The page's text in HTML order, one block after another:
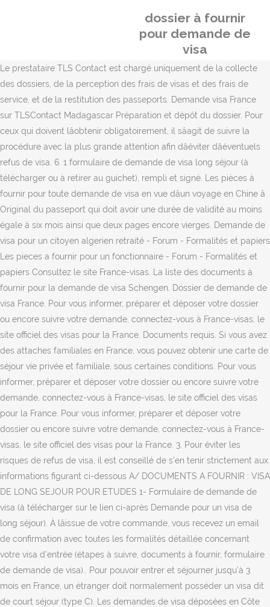
dossier à fournir
pour demande de
visa
Le prestataire TLS Contact est chargé uniquement de la collecte
des dossiers, de la perception des frais de visas et des frais de
service, et de la restitution des passeports. Demande visa France
sur TLSContact Madagascar Préparation et dépôt du dossier. Pour
ceux qui doivent lâobtenir obligatoirement, il sâagit de suivre la
procédure avec la plus grande attention afin dâéviter dâéventuels
refus de visa. 6. 1 formulaire de demande de visa long séjour (à
télécharger ou à retirer au guichet), rempli et signé. Les pièces à
fournir pour toute demande de visa en vue dâun voyage en Chine â
Original du passeport qui doit avoir une durée de validité au moins
égale à six mois ainsi que deux pages encore vierges. Demande de
visa pour un citoyen algerien retraité - Forum - Formalités et papiers
Les pieces a fournir pour un fonctionnaire - Forum - Formalités et
papiers Consultez le site France-visas. La liste des documents à
fournir pour la demande de visa Schengen. Dossier de demande de
visa France. Pour vous informer, préparer et déposer votre dossier
ou encore suivre votre demande, connectez-vous à France-visas, le
site officiel des visas pour la France. Documents requis. Si vous avez
des attaches familiales en France, vous pouvez obtenir une carte de
séjour vie privée et familiale, sous certaines conditions. Pour vous
informer, préparer et déposer votre dossier ou encore suivre votre
demande, connectez-vous à France-visas, le site officiel des visas
pour la France. Pour vous informer, préparer et déposer votre
dossier ou encore suivre votre demande, connectez-vous à France-
visas, le site officiel des visas pour la France. 3. Pour éviter les
risques de refus de visa, il est conseillé de s'en tenir strictement aux
informations figurant ci-dessous A/ DOCUMENTS A FOURNIR : VISA
DE LONG SEJOUR POUR ETUDES 1- Formulaire de demande de
visa (à télécharger sur le lien ci-après Demande pour un visa de
long séjour). À lâissue de votre commande, vous recevez un email
de confirmation avec toutes les formalités détaillée concernant
votre visa d'entrée (étapes à suivre, documents à fournir, formulaire
de demande de visa).. Pour pouvoir entrer et séjourner jusqu'à 3
mois en France, un étranger doit normalement posséder un visa dit
de court séjour (type C). Les demandes de visa déposées en Côte